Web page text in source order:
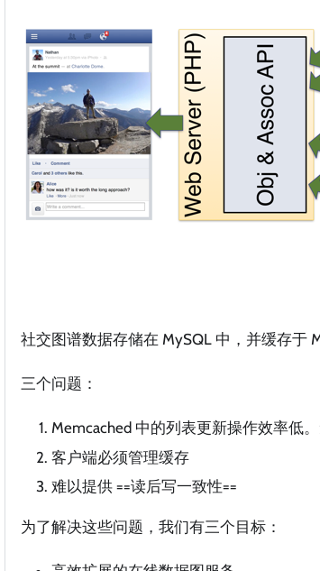
社交图谱数据存储在 MySQL 中，并缓存于
三个问题：
Memcached 中的列表更新操作效率低
客户端必须管理缓存
难以提供 ==读后写一致性==
为了解决这些问题，我们有三个目标：